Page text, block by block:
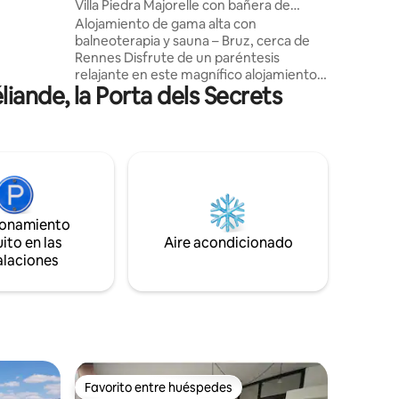
Villa Piedra Majorelle con bañera de
hidromasaje y sauna
Alojamiento de gama alta con
balneoterapia y sauna – Bruz, cerca de
Rennes Disfrute de un paréntesis
relajante en este magnífico alojamiento
contemporáneo de 60 m² para dos
personas Todo confort: • Cocina
proporciona toda la ropa de cama
(toallas, albornoces ...)
la Porta dels Secrets
en las
Aire acondicionado
Favorito entre huéspedes
Favorito entre huéspedes